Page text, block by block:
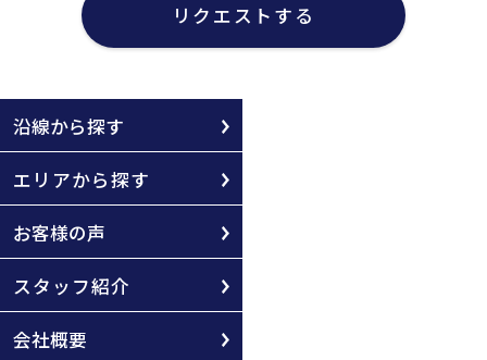
リクエストする
沿線から探す
エリアから探す
お客様の声
スタッフ紹介
会社概要